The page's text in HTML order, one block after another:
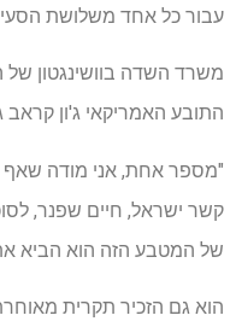
עבור כל אחד משלושת
התובע האמריקאי ג'ון קראב
"מספר אחת, אני מודה
קשר ישראל, חיים שפנר,
של המטבע הזה הוא הביא
הוא גם הזכיר תקרית